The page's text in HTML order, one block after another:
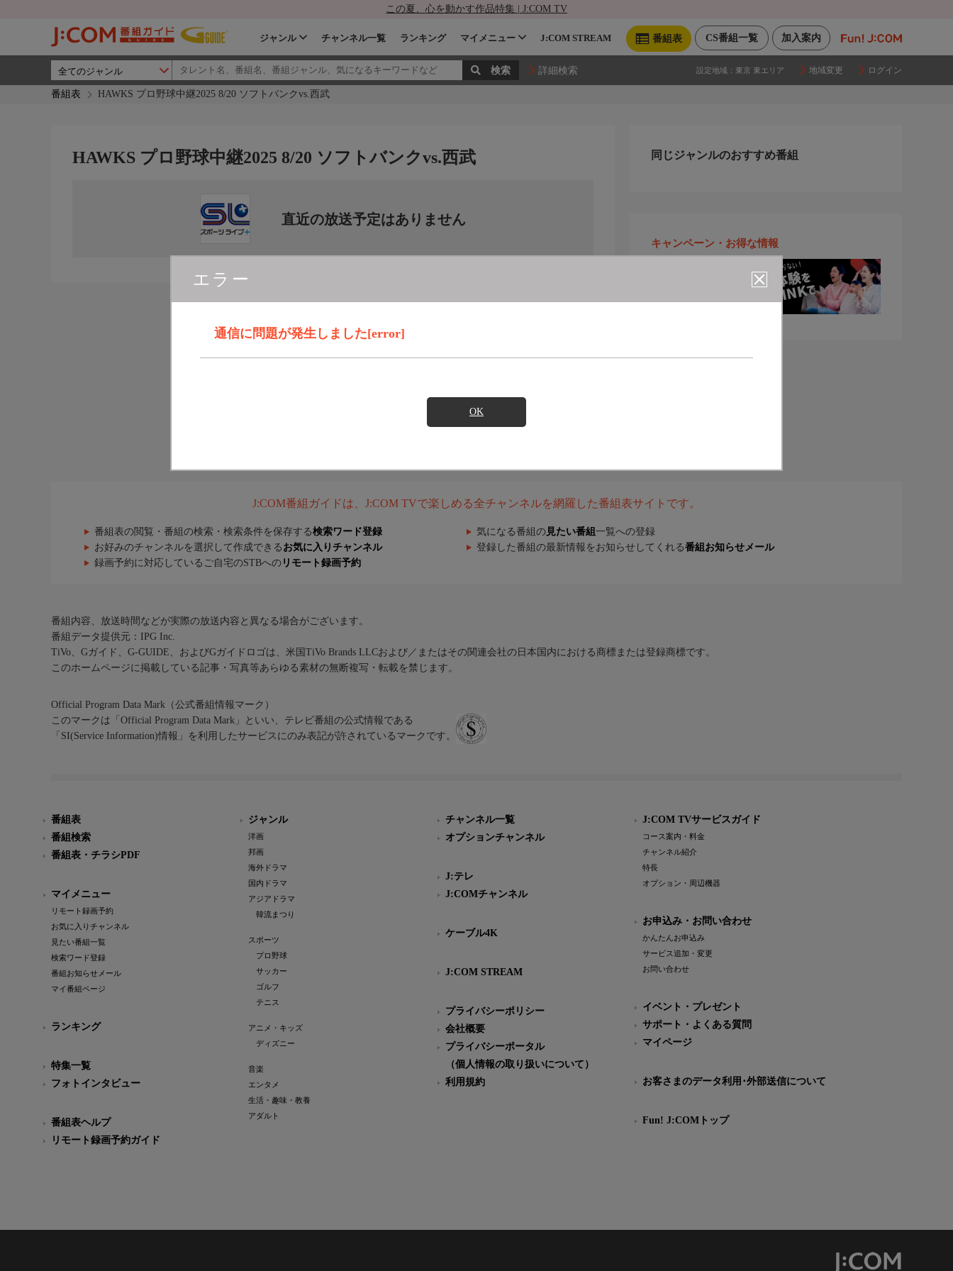
この夏、心を動かす作品特集 | J:COM TV
加入案内
CS番組一覧
番組表
ジャンル チャンネル一覧 ランキング マイメニュー J:COM STREAM
詳細検索 設定地域： 東京 東エリア 地域変更 ログイン
番組表 HAWKS プロ野球中継2025 8/20 ソフトバンクvs.西武
エラー
通信に問題が発生しました[error]
OK
HAWKS プロ野球中継2025 8/20 ソフトバンクvs.西武
直近の放送予定はありません
同じジャンルのおすすめ番組
キャンペーン・お得な情報
J:COM番組ガイドは、J:COM TVで楽しめる全チャンネルを網羅した番組表サイトです。
番組表の閲覧・番組の検索・検索条件を保存する検索ワード登録 気になる番組の 見たい番組 一覧への登録
お好みのチャンネルを選択して作成できる お気に入りチャンネル 登録した番組の最新情報をお知らせしてくれる番組お知らせメール
録画予約に対応しているご自宅のSTBへの リモート録画予約
番組内容、放送時間などが実際の放送内容と異なる場合がございます。
番組データ提供元：IPG Inc.
TiVo、Gガイド、G-GUIDE、およびGガイドロゴは、米国TiVo Brands LLCおよび／またはその関連会社の日本国内における商標または登録商標です。
このホームページに掲載している記事・写真等あらゆる素材の無断複写・転載を禁じます。
Official Program Data Mark（公式番組情報マーク）
このマークは「Official Program Data Mark」といい、テレビ番組の公式情報である
「SI(Service Information)情報」を利用したサービスにのみ表記が許されているマークです。
番組表
番組検索
番組表・チラシPDF
マイメニュー
リモート録画予約
お気に入りチャンネル
見たい番組一覧
検索ワード登録
番組お知らせメール
マイ番組ページ
ランキング
特集一覧
フォトインタビュー
番組表ヘルプ
リモート録画予約ガイド
ジャンル
洋画
邦画
海外ドラマ
国内ドラマ
アジアドラマ
韓流まつり
スポーツ
プロ野球
サッカー
ゴルフ
テニス
アニメ・キッズ
ディズニー
音楽
エンタメ
生活・趣味・教養
アダルト
チャンネル一覧
オプションチャンネル
J:テレ
J:COMチャンネル
ケーブル4K
J:COM STREAM
プライバシーポリシー
会社概要
プライバシーポータル
（個人情報の取り扱いについて）
利用規約
J:COM TVサービスガイド
コース案内・料金
チャンネル紹介
特長
オプション・周辺機器
お申込み・お問い合わせ
かんたんお申込み
サービス追加・変更
お問い合わせ
イベント・プレゼント
サポート・よくある質問
マイページ
お客さまのデータ利用･外部送信について
Fun! J:COMトップ